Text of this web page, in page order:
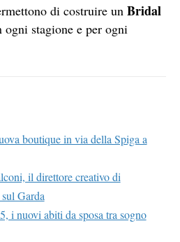
di costruire un Bridal
ogni stagione e per ogni
boutique in via della Spiga a
il direttore creativo di
Garda
i nuovi abiti da sposa tra sogno